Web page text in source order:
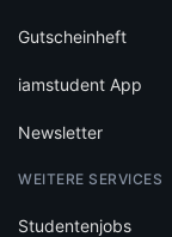
Gutscheinheft
iamstudent App
Newsletter
WEITERE SERVICES
Studentenjobs